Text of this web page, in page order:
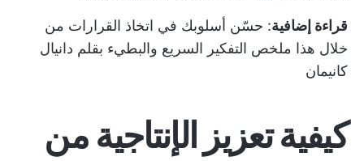
قراءة إضافية: حسّن أسلوبك في اتخاذ القرارات من
خلال هذا ملخص التفكير السريع والبطيء بقلم دانيال
كانيمان
كيفية تعزيز الإنتاجية من